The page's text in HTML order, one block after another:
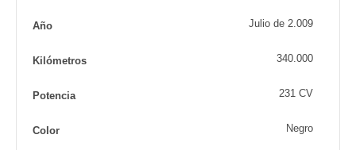
Año Julio de 2.009
Kilómetros 340.000
Potencia 231 CV
Color Negro